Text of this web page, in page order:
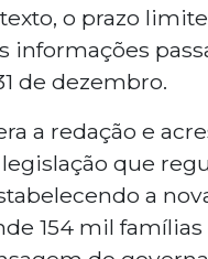
o prazo limite
informações
de dezembro.
a redação e
que
a
154 mil famílias